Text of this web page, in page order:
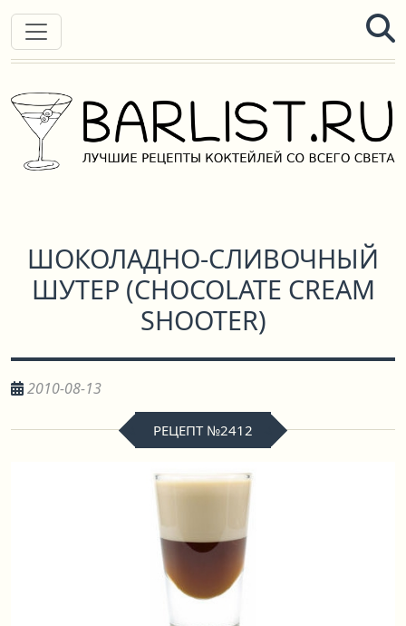
ШОКОЛАДНО-СЛИВОЧНЫЙ
ШУТЕР (CHOCOLATE CREAM
SHOOTER)
2010-08-13
РЕЦЕПТ №2412